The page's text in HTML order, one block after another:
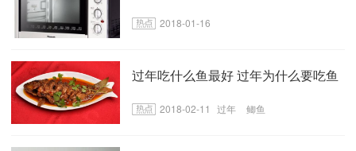
2018-01-16
过年吃什么鱼最好 过年为什么要吃鱼
2018-02-11 过年 鲫鱼